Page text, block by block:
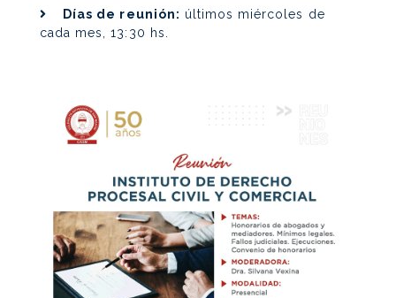
Días de reunión: últimos miércoles de
cada mes, 13:30 hs.